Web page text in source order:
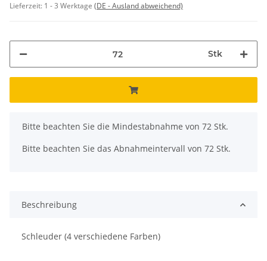
Lieferzeit: 1 - 3 Werktage (DE - Ausland abweichend)
Stk
x
Bitte beachten Sie die Mindestabnahme von 72 Stk.
Bitte beachten Sie das Abnahmeintervall von 72 Stk.
Beschreibung
Schleuder (4 verschiedene Farben)